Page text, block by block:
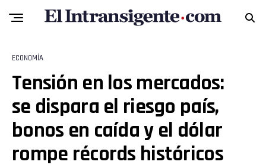
ECONOMÍA
Tensión en los mercados:
se dispara el riesgo país,
bonos en caída y el dólar
rompe récords históricos